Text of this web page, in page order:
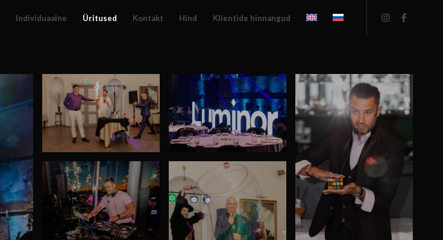
Individuaalne Üritused Kontakt Hind Klientide hinnangud